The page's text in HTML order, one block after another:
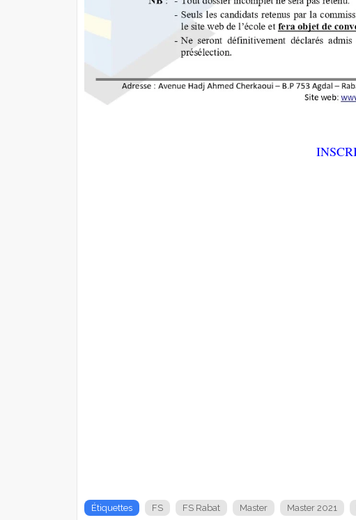
Étiquettes FS FS Rabat Master Master 2021